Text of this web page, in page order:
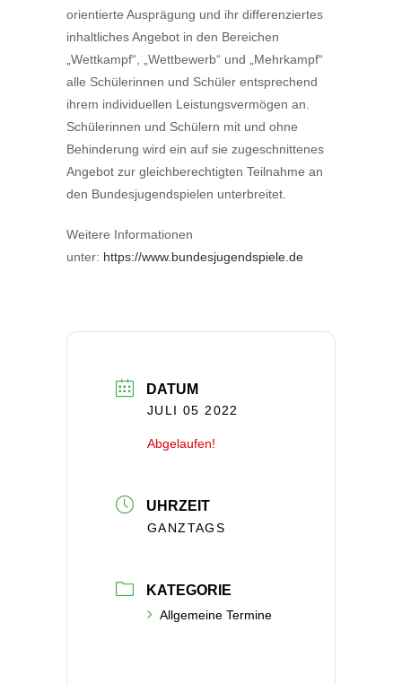
orientierte Ausprägung und ihr differenziertes
inhaltliches Angebot in den Bereichen
„Wettkampf“, „Wettbewerb“ und „Mehrkampf“
alle Schülerinnen und Schüler entsprechend
ihrem individuellen Leistungsvermögen an.
Schülerinnen und Schülern mit und ohne
Behinderung wird ein auf sie zugeschnittenes
Angebot zur gleichberechtigten Teilnahme an
den Bundesjugendspielen unterbreitet.
Weitere Informationen
unter: https://www.bundesjugendspiele.de
DATUM
JULI 05 2022
Abgelaufen!
UHRZEIT
GANZTAGS
KATEGORIE
Allgemeine Termine